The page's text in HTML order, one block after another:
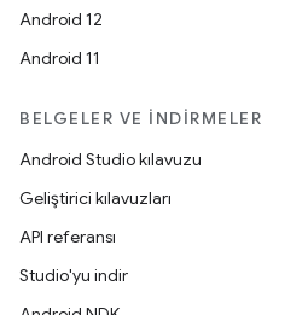
Android 12
Android 11
BELGELER VE İNDIRMELER
Android Studio kılavuzu
Geliştirici kılavuzları
API referansı
Studio'yu indir